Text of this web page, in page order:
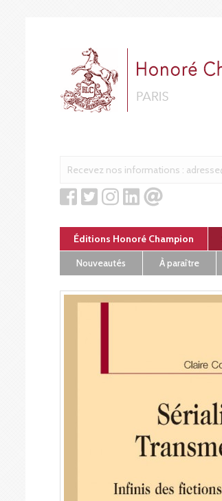
Éditions Honoré Champion
Nouveautés
À paraître